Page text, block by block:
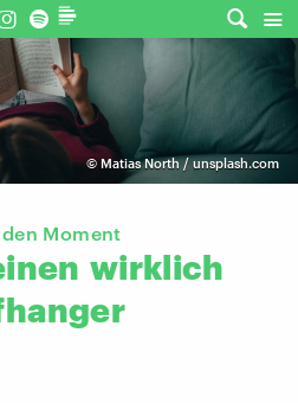
©Matias North / unsplash.com
Moment
wirklich